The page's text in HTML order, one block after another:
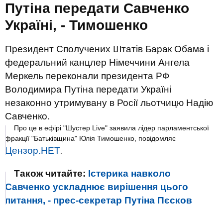
Путіна передати Савченко
Україні, - Тимошенко
Президент Сполучених Штатів Барак Обама і
федеральний канцлер Німеччини Ангела
Меркель переконали президента РФ
Володимира Путіна передати Україні
незаконно утримувану в Росії льотчицю Надію
Савченко.
Про це в ефірі "Шустер Live" заявила лідер парламентської
фракції "Батьківщина" Юлія Тимошенко, повідомляє
Цензор.НЕТ
Також читайте: Істерика навколо
Савченко ускладнює вирішення цього
питання, - прес-секретар Путіна Пєсков